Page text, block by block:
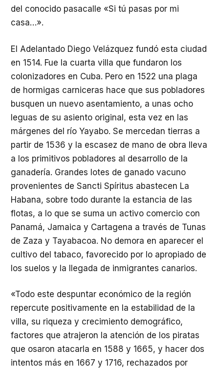
del conocido pasacalle «Si tú pasas por mi
casa…».
El Adelantado Diego Velázquez fundó esta ciudad
en 1514. Fue la cuarta villa que fundaron los
colonizadores en Cuba. Pero en 1522 una plaga
de hormigas carniceras hace que sus pobladores
busquen un nuevo asentamiento, a unas ocho
leguas de su asiento original, esta vez en las
márgenes del río Yayabo. Se mercedan tierras a
partir de 1536 y la escasez de mano de obra lleva
a los primitivos pobladores al desarrollo de la
ganadería. Grandes lotes de ganado vacuno
provenientes de Sancti Spíritus abastecen La
Habana, sobre todo durante la estancia de las
flotas, a lo que se suma un activo comercio con
Panamá, Jamaica y Cartagena a través de Tunas
de Zaza y Tayabacoa. No demora en aparecer el
cultivo del tabaco, favorecido por lo apropiado de
los suelos y la llegada de inmigrantes canarios.
«Todo este despuntar económico de la región
repercute positivamente en la estabilidad de la
villa, su riqueza y crecimiento demográfico,
factores que atrajeron la atención de los piratas
que osaron atacarla en 1588 y 1665, y hacer dos
intentos más en 1667 y 1716, rechazados por